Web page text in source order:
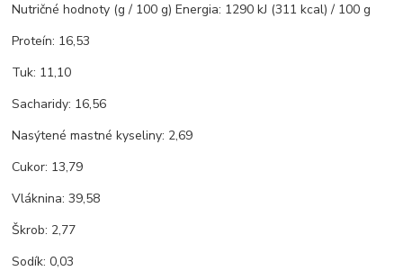
Nutričné hodnoty (g / 100 g) Energia: 1290 kJ (311 kcal) / 100 g
Proteín: 16,53
Tuk: 11,10
Sacharidy: 16,56
Nasýtené mastné kyseliny: 2,69
Cukor: 13,79
Vláknina: 39,58
Škrob: 2,77
Sodík: 0,03